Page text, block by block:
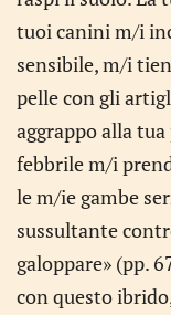
tuoi canini m/i
sensibile, m/i
pelle con gli
aggrappo alla
febbrile m/i
le m/ie gambe
sussultante
galoppare» (pp.
con questo